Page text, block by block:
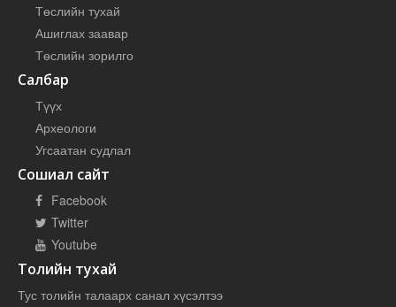
Төслийн тухай
Ашиглах заавар
Төслийн зорилго
Салбар
Түүх
Археологи
Угсаатан судлал
Сошиал сайт
Facebook
Twitter
Youtube
Толийн тухай
Тус толийн талаарх санал хүсэлтээ